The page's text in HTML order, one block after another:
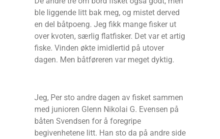
ble liggende litt bak meg, og mistet derved
en del båtpoeng. Jeg fikk mange fisker ut
over kvoten, særlig flatfisker. Det var et artig
fiske. Vinden økte imidlertid på utover
dagen. Men båtføreren var meget dyktig.
Jeg, Per sto andre dagen av fisket sammen
med junioren Glenn Nikolai G. Evensen på
båten Svendsen for å foregripe
begivenhetene litt. Han sto da på andre side